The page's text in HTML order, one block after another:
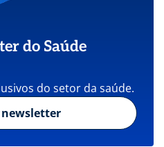
do Saúde
do setor da saúde.